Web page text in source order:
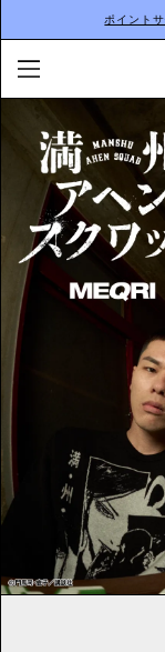
ポイント